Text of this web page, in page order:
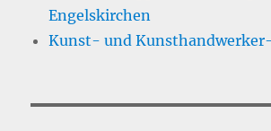
Engelskirchen
Kunst- und